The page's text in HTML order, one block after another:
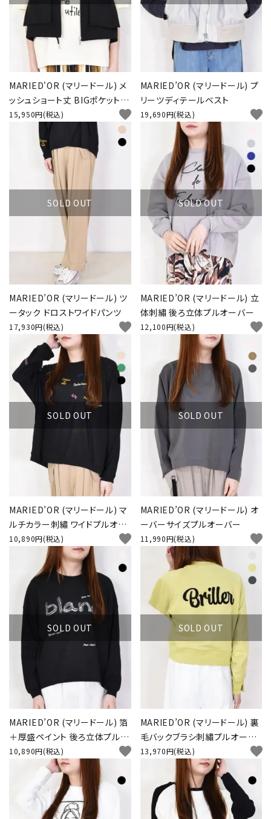
MARIED'OR (マリードール) メ
ッシュショート丈 BIGポケットベ
スト
15,950円(税込) favorite
MARIED’OR (マリードール) プ
リーツディテールベスト
19,690円(税込) favorite
SOLD OUT
MARIED’OR (マリードール) ツ
ータック ドロストワイドパンツ
17,930円(税込) favorite
SOLD OUT
MARIED’OR (マリードール) 立
体刺繡 後ろ立体プルオーバー
12,100円(税込) favorite
SOLD OUT
MARIED’OR (マリードール) マ
ルチカラー刺繡 ワイドプルオー
バー
10,890円(税込) favorite
SOLD OUT
MARIED’OR (マリードール) オ
ーバーサイズプルオーバー
11,990円(税込) favorite
SOLD OUT
MARIED’OR (マリードール) 箔
＋厚盛ペイント 後ろ立体プルオ
ーバー
10,890円(税込) favorite
SOLD OUT
MARIED’OR (マリードール) 裏
毛バックブラシ刺繡プルオーバ
ー
13,970円(税込) favorite